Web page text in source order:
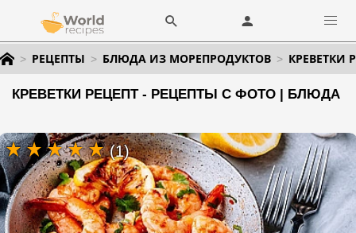
РЕЦЕПТЫ БЛЮДА ИЗ МОРЕПРОДУКТОВ КРЕВЕТКИ
КРЕВЕТКИ РЕЦЕПТ - РЕЦЕПТЫ С ФОТО | БЛЮДА
(1)